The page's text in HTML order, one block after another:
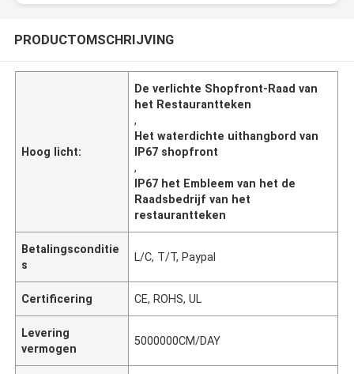
PRODUCTOMSCHRIJVING
Hoog licht:
De verlichte Shopfront-Raad van
het Restaurantteken
,
Het waterdichte uithangbord van
IP67 shopfront
,
IP67 het Embleem van het de
Raadsbedrijf van het
restaurantteken
Betalingsconditie
s
L/C, T/T, Paypal
Certificering CE, ROHS, UL
Levering
vermogen
5000000CM/DAY